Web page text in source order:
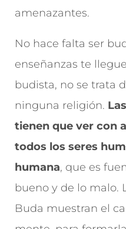
amenazantes.
No hace falta ser
enseñanzas te
budista, no se trata
ninguna religión.
tienen que ver con
todos los seres
humana, que es
bueno y de lo malo.
Buda muestran el